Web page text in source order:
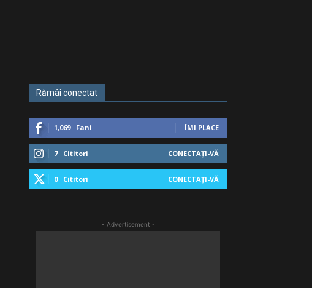
Rămâi conectat
1,069 Fani ÎMI PLACE
7 Cititori CONECTAȚI-VĂ
0 Cititori CONECTAȚI-VĂ
- Advertisement -